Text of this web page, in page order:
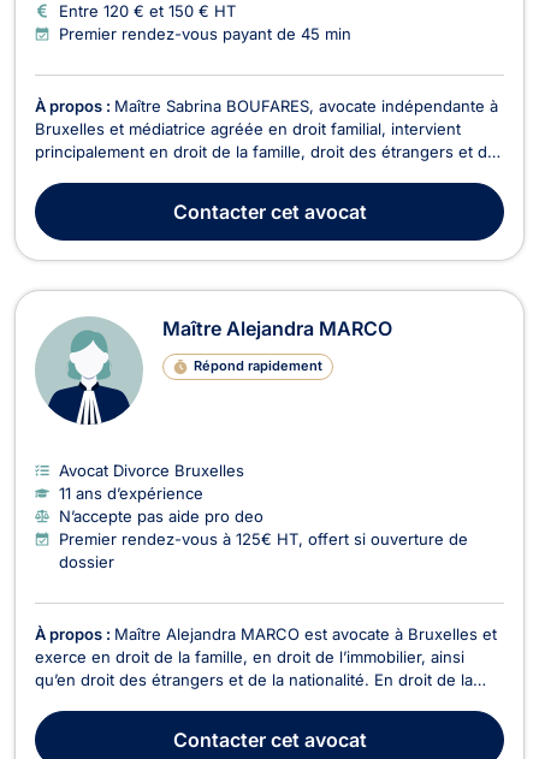
Entre 120 € et 150 € HT
Premier rendez-vous payant de 45 min
À propos : Maître Sabrina BOUFARES, avocate indépendante à
Bruxelles et médiatrice agréée en droit familial, intervient
principalement en droit de la famille, droit des étrangers et de
accompagne ses clients avec bienveillance, écoute, rigueur, et
efficacité, afin de propos...
Contactercet avocat
Maître Alejandra MARCO
Répond rapidement
Avocat Divorce Bruxelles
11 ans d’expérience
N’accepte pas aide pro deo
Premier rendez-vous à 125€ HT, offert si ouverture de
dossier
À propos : Maître Alejandra MARCO est avocate à Bruxelles et
exerce en droit de la famille, en droit de l’immobilier, ainsi
qu’en droit des étrangers et de la nationalité. En droit de la
aux relations familiales telles que le divorce à l’amiable ou
contentieux. Elle prend éga...
Contactercet avocat